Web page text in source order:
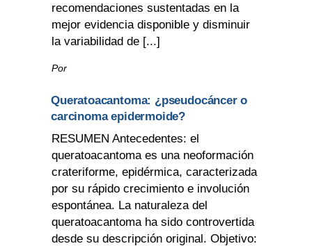
recomendaciones sustentadas en la
mejor evidencia disponible y disminuir
la variabilidad de [...]
Por
Queratoacantoma: ¿pseudocáncer o
carcinoma epidermoide?
RESUMEN Antecedentes: el
queratoacantoma es una neoformación
crateriforme, epidérmica, caracterizada
por su rápido crecimiento e involución
espontánea. La naturaleza del
queratoacantoma ha sido controvertida
desde su descripción original. Objetivo: